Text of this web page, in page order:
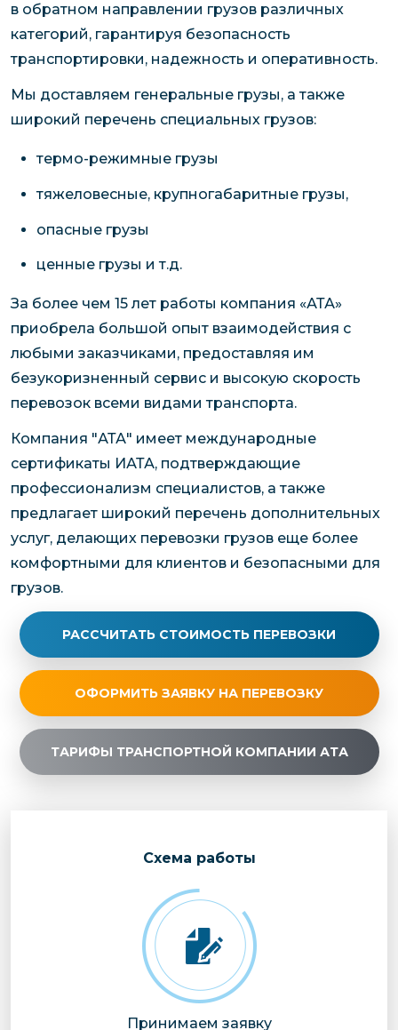
в обратном направлении грузов различных
категорий, гарантируя безопасность
транспортировки, надежность и оперативность.
Мы доставляем генеральные грузы, а также
широкий перечень специальных грузов:
термо-режимные грузы
тяжеловесные, крупногабаритные грузы,
опасные грузы
ценные грузы и т.д.
За более чем 15 лет работы компания «АТА»
приобрела большой опыт взаимодействия с
любыми заказчиками, предоставляя им
безукоризненный сервис и высокую скорость
перевозок всеми видами транспорта.
Компания "АТА" имеет международные
сертификаты ИАТА, подтверждающие
профессионализм специалистов, а также
предлагает широкий перечень дополнительных
услуг, делающих перевозки грузов еще более
комфортными для клиентов и безопасными для
грузов.
РАССЧИТАТЬ СТОИМОСТЬ ПЕРЕВОЗКИ
ОФОРМИТЬ ЗАЯВКУ НА ПЕРЕВОЗКУ
ТАРИФЫ ТРАНСПОРТНОЙ КОМПАНИИ АТА
Cхема работы
Принимаем заявку